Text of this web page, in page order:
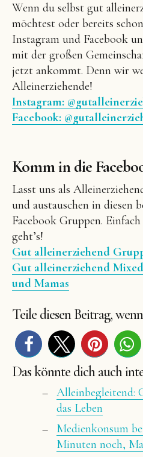
Wenn du selbst gut
möchtest oder bereits
Instagram und Facebook
mit der großen
jetzt ankommt. Denn wir
Alleinerziehende!
Instagram:
Facebook:
Komm in die
Lasst uns als
und austauschen in diesen
Facebook Gruppen.
geht’s!
Gut alleinerziehend
Gut alleinerziehend
und Mamas
Teile diesen Beitrag,
Das könnte dich auch
Alleinbegleitend:
das Leben
Medienkonsum
Minuten noch,